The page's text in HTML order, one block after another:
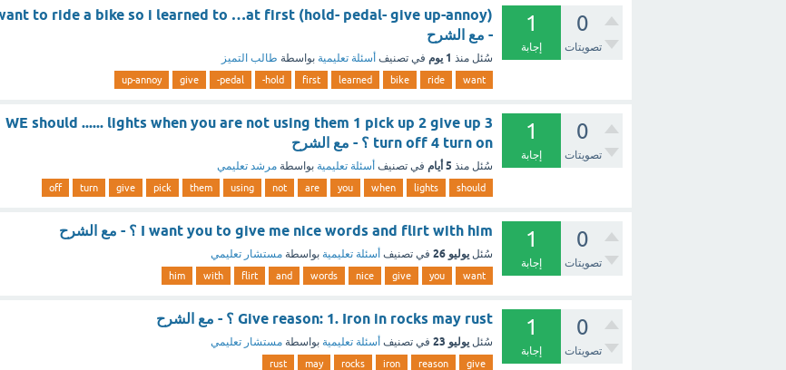
0
تصويتات
1
إجابة
- مع الشرح
سُئل منذ 1 يوم في تصنيف أسئلة تعليمية بواسطة طالب التميز
want
ride
bike
learned
first
hold-
pedal-
give
up-annoy
0
تصويتات
1
إجابة
WE should ...... lights when you are not using them 1 pick up 2 give up 3
turn off 4 turn on ؟ - مع الشرح
سُئل منذ 5 أيام في تصنيف أسئلة تعليمية بواسطة مرشد تعليمي
should
lights
when
you
are
not
using
them
pick
give
turn
off
0
تصويتات
1
إجابة
I want you to give me nice words and flirt with him ؟ - مع الشرح
سُئل يوليو 26 في تصنيف أسئلة تعليمية بواسطة مستشار تعليمي
want
you
give
nice
words
and
flirt
with
him
0
تصويتات
1
إجابة
Give reason: 1. Iron in rocks may rust ؟ - مع الشرح
سُئل يوليو 23 في تصنيف أسئلة تعليمية بواسطة مستشار تعليمي
give
reason
iron
rocks
may
rust